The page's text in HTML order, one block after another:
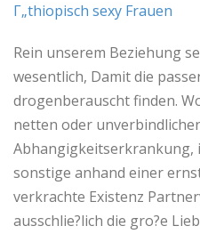
Г„thiopisch sexy Frauen
Rein unserem Beziehung
wesentlich, Damit die
drogenberauscht finden.
netten oder
Abhangigkeitserkrankung,
sonstige anhand einer
verkrachte Existenz
ausschlie?lich die gro?e